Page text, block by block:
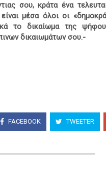
σου, κράτα ένα
μέσα όλοι οι
το δικαίωμα της
δικαιωμάτων σου.-
FACEBOOK TWEETER